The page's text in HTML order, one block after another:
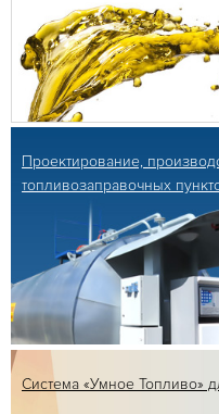
Система «Умное Топливо»
Проектирование,
топливозаправочных